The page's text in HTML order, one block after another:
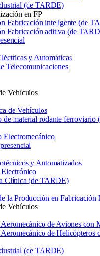
(de TARDE)
en FP
Fabricación inteligente (de
Fabricación aditiva (de
y Automáticas
Telecomunicaciones
Vehículos
de Vehículos
de material rodante ferroviario
Electromecánico
y Automatizados
Clínica (de TARDE)
la Producción en Fabricación
Vehículos
de Aviones con
de
(de TARDE)